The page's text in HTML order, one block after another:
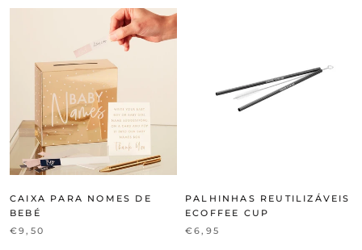
CAIXA PARA NOMES DE
BEBÉ
€9,50
PALHINHAS REUTILIZÁVEIS
ECOFFEE CUP
€6,95